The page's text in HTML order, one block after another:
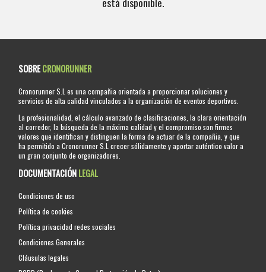
SOBRECRONORUNNER
Cronorunner S.L es una compañia orientada a proporcionar soluciones y
servicios de alta calidad vinculados a la organización de eventos deportivos.
La profesionalidad, el cálculo avanzado de clasificaciones, la clara orientación
al corredor, la búsqueda de la máxima calidad y el compromiso son firmes
valores que identifican y distinguen la forma de actuar de la compañia, y que
ha permitido a Cronorunner S.L crecer sólidamente y aportar auténtico valor a
un gran conjunto de organizadores.
DOCUMENTACIÓNLEGAL
Condiciones de uso
Política de cookies
Política privacidad redes sociales
Condiciones Generales
Cláusulas legales